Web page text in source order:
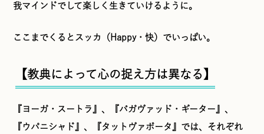
我マインドでして楽しく生きていけるように。
ここまでくるとスッカ（Happy・快）でいっぱい。
【教典によって心の捉え方は異なる】
『ヨーガ・スートラ』、『バガヴァッド・ギーター』、
『ウパニシャド』、『タットヴァボータ』では、それぞれ